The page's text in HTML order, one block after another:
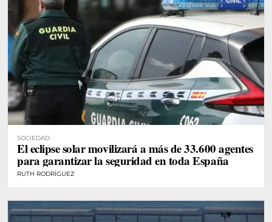
SOCIEDAD
El eclipse solar movilizará a más de 33.600 agentes
para garantizar la seguridad en toda España
RUTH RODRÍGUEZ